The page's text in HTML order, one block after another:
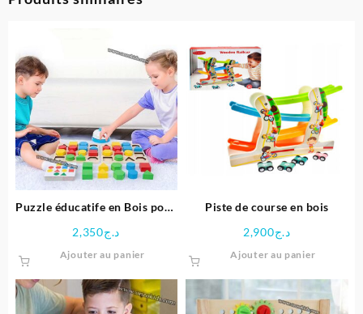
Puzzle éducatife en Bois pour
د.ج2,350
Ajouter au panier
Piste de course en bois
د.ج2,900
Ajouter au panier